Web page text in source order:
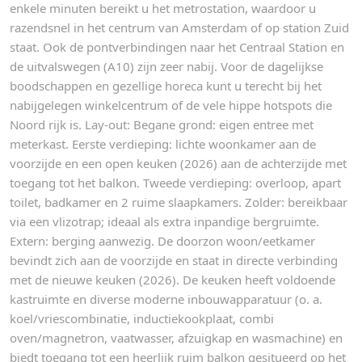
enkele minuten bereikt u het metrostation, waardoor u
razendsnel in het centrum van Amsterdam of op station Zuid
staat. Ook de pontverbindingen naar het Centraal Station en
de uitvalswegen (A10) zijn zeer nabij. Voor de dagelijkse
boodschappen en gezellige horeca kunt u terecht bij het
nabijgelegen winkelcentrum of de vele hippe hotspots die
Noord rijk is. Lay-out: Begane grond: eigen entree met
meterkast. Eerste verdieping: lichte woonkamer aan de
voorzijde en een open keuken (2026) aan de achterzijde met
toegang tot het balkon. Tweede verdieping: overloop, apart
toilet, badkamer en 2 ruime slaapkamers. Zolder: bereikbaar
via een vlizotrap; ideaal als extra inpandige bergruimte.
Extern: berging aanwezig. De doorzon woon/eetkamer
bevindt zich aan de voorzijde en staat in directe verbinding
met de nieuwe keuken (2026). De keuken heeft voldoende
kastruimte en diverse moderne inbouwapparatuur (o. a.
koel/vriescombinatie, inductiekookplaat, combi
oven/magnetron, vaatwasser, afzuigkap en wasmachine) en
biedt toegang tot een heerlijk ruim balkon gesitueerd op het